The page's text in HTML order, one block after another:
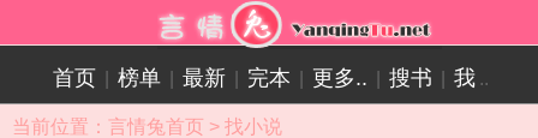
首页 榜单 最新 完本 更多.. 搜书 我 ..
当前位置： 言情兔首页 > 找小说